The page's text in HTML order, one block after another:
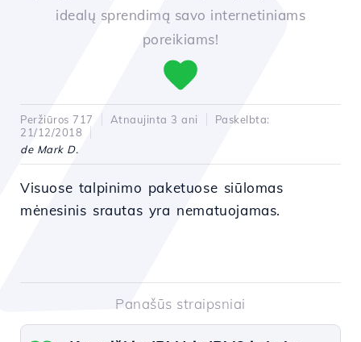
idealų sprendimą savo internetiniams
poreikiams!
Peržiūros 717 Atnaujinta 3 ani
Paskelbta:
21/12/2018
de Mark D.
Visuose talpinimo paketuose siūlomas
mėnesinis srautas yra nematuojamas.
Panašūs straipsniai